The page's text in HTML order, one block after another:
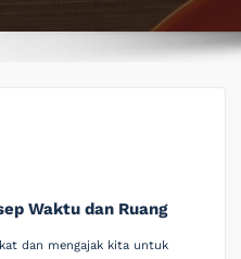
Waktu dan Ruang
dan mengajak kita untuk